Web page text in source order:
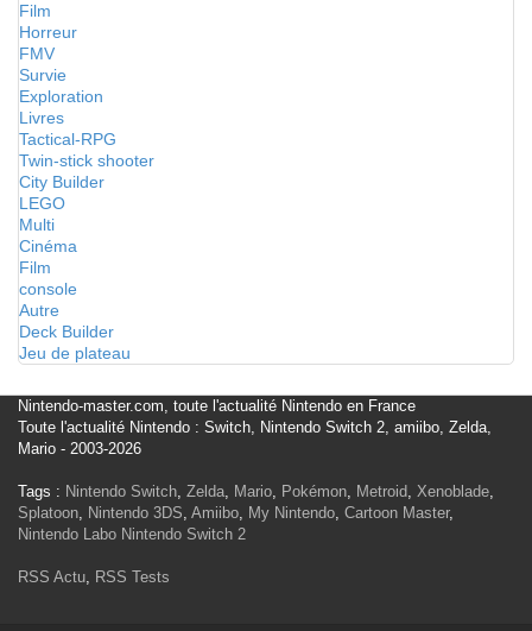
Film
Horreur
FMV
Survie
Exploration
Livres
Tactical-RPG
Twin-stick shooter
City Builder
LEGO
Multi
Cinéma
Film
console
Autre
Deck Builder
Jeu de plateau
Nintendo-master.com, toute l'actualité Nintendo en France
Toute l'actualité Nintendo : Switch, Nintendo Switch 2, amiibo, Zelda,
Mario - 2003-2026
Tags : Nintendo Switch, Zelda, Mario, Pokémon, Metroid, Xenoblade,
Splatoon, Nintendo 3DS, Amiibo, My Nintendo, Cartoon Master,
Nintendo Labo Nintendo Switch 2
RSS Actu, RSS Tests